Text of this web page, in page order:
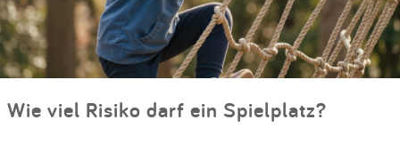
Wie viel Risiko darf ein Spielplatz?